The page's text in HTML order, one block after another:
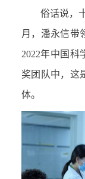
俗话说，
月，潘永信带
2022年中国科
奖团队中，这
体。